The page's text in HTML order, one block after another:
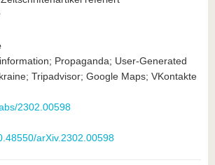
Propaganda; User-Generated
Tripadvisor; Google Maps; VKontakte
2302.00598
arXiv.2302.00598